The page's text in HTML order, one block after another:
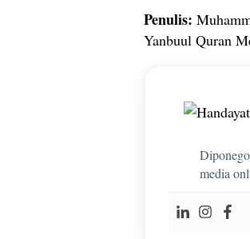
Penulis:
Yanbuul Quran
media